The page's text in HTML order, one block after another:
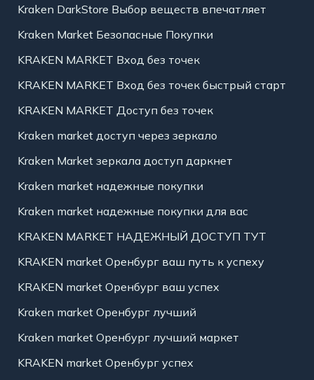
Kraken DarkStore Выбор веществ впечатляет
Kraken Market Безопасные Покупки
KRAKEN MARKET Вход без точек
KRAKEN MARKET Вход без точек быстрый старт
KRAKEN MARKET Доступ без точек
Kraken market доступ через зеркало
Kraken Market зеркала доступ даркнет
Kraken market надежные покупки
Kraken market надежные покупки для вас
KRAKEN MARKET НАДЕЖНЫЙ ДОСТУП ТУТ
KRAKEN market Оренбург ваш путь к успеху
KRAKEN market Оренбург ваш успех
Kraken market Оренбург лучший
Kraken market Оренбург лучший маркет
KRAKEN market Оренбург успех